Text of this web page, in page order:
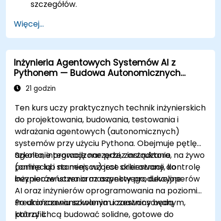
szczegółów.
Więcej...
Inżynieria Agentowych Systemów AI z
Pythonem — Budowa Autonomicznych
Agentów
21 godzin
Ten kurs uczy praktycznych technik inżynierskich
do projektowania, budowania, testowania i
wdrażania agentowych (autonomicznych)
systemów przy użyciu Pythona. Obejmuje pętlę
agenta, integrację narzędzi, zarządzanie
pamięcią i stanem, wzorce orkiestracji, kontrolę
bezpieczeństwa oraz aspekty produkcyjne.
Szkolenie prowadzone przez instruktora, na żywo
(online lub na miejscu) jest skierowane do
inżynierów uczenia maszynowego, developerów
AI oraz inżynierów oprogramowania na poziomie
średniozaawansowanym i zaawansowanym,
którzy chcą budować solidne, gotowe do
Po ukończeniu szkolenia uczestnicy będą
potrafili: